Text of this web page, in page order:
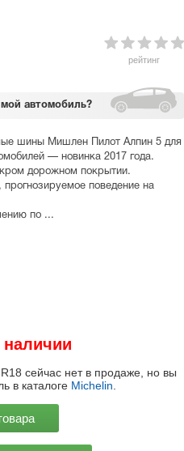
рейтинг
автомобиль?
шины Мишлен Пилот Алпин 5 для
— новинка 2017 года.
дорожном покрытии.
прогнозируемое поведение на
по ...
наличии
сейчас нет в продаже, но вы
в каталоге Michelin